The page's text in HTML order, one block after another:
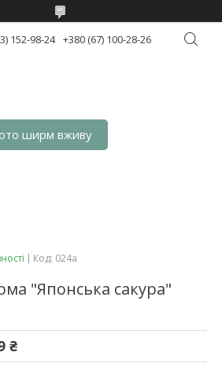
152-98-24 +380 (67) 100-28-26
ширм вживу
Код: 024а
"Японська сакура"
₴